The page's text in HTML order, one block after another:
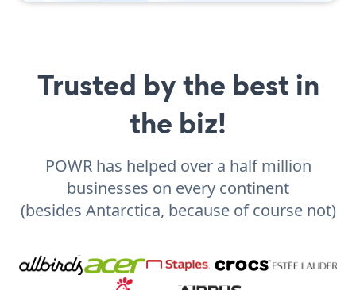
Trusted by the best in
the biz!
POWR has helped over a half million
businesses on every continent
(besides Antarctica, because of course not)